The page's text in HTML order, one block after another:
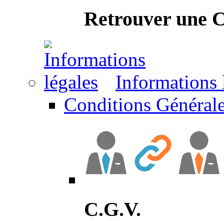
Retrouver une
Informations
Conditions
C.G.V.